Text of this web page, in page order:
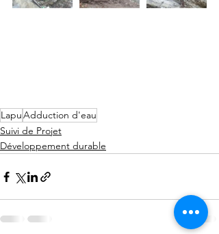
LapuAdduction d'eau
Suivi de Projet
Développement durable